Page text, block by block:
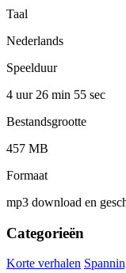
Taal
Nederlands
Speelduur
4 uur 26 min 55 sec
Bestandsgrootte
457 MB
Formaat
mp3 download en
Categorieën
Korte verhalen